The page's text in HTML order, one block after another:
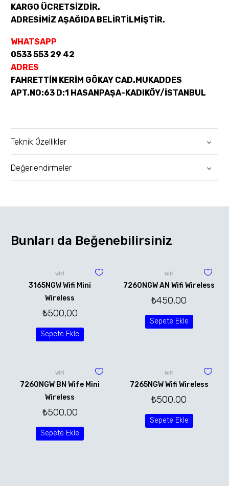
KARGO ÜCRETSİZDİR.
ADRESİMİZ AŞAĞIDA BELİRTİLMİŞTİR.
WHATSAPP
0533 553 29 42
ADRES
FAHRETTİN KERİM GÖKAY CAD.MUKADDES
APT.NO:63 D:1 HASANPAŞA-KADIKÖY/İSTANBUL
Teknik Özellikler
Değerlendirmeler
Bunları da Beğenebilirsiniz
WİFİ
3165NGW Wifi Mini
Wireless
₺500,00
Sepete Ekle
WİFİ
7260NGW AN Wifi Wireless
₺450,00
Sepete Ekle
WİFİ
7260NGW BN Wife Mini
Wireless
₺500,00
Sepete Ekle
WİFİ
7265NGW Wifi Wireless
₺500,00
Sepete Ekle